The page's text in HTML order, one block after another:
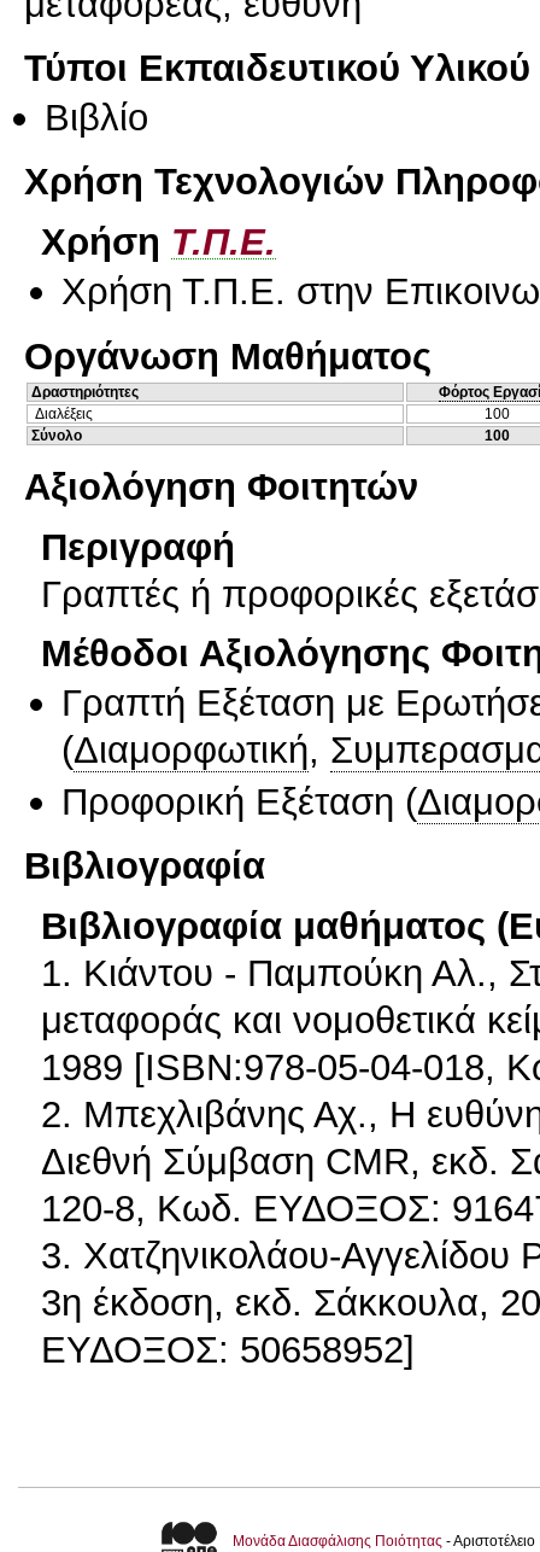
Τύποι Εκπαιδευτικού Υλικού
Βιβλίο
Χρήση Τεχνολογιών
Χρήση Τ.Π.Ε.
Χρήση Τ.Π.Ε. στην
Οργάνωση Μαθήματος
Δραστηριότητες
Φόρτος
Διαλέξεις
100
Σύνολο
100
Αξιολόγηση Φοιτητών
Περιγραφή
Γραπτές ή προφορικές
Μέθοδοι Αξιολόγησης
Γραπτή Εξέταση με
(Διαμορφωτική,
Προφορική Εξέταση (
Βιβλιογραφία
Βιβλιογραφία μαθήματος
1. Κιάντου - Παμπούκη Αλ.,
μεταφοράς και νομοθετικά
1989 [ISBN:978-05-04-018,
2. Μπεχλιβάνης Αχ., Η
Διεθνή Σύμβαση CMR, εκδ.
120-8, Κωδ. ΕΥΔΟΞΟΣ:
3. Χατζηνικολάου-
3η έκδοση, εκδ. Σάκκουλα,
ΕΥΔΟΞΟΣ: 50658952]
Μονάδα Διασφάλισης Ποιότητας -